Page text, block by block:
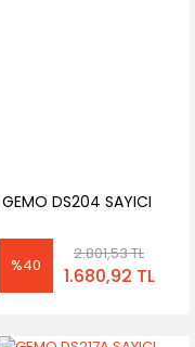
GEMO DS204 SAYICI
%40
2.801,53 TL
1.680,92 TL